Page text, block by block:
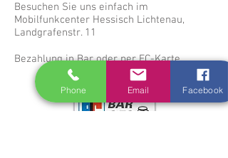
Besuchen Sie uns einfach im
Mobilfunkcenter Hessisch Lichtenau,
Landgrafenstr. 11
Bezahlung in Bar oder per EC-Karte
Phone Email Facebook